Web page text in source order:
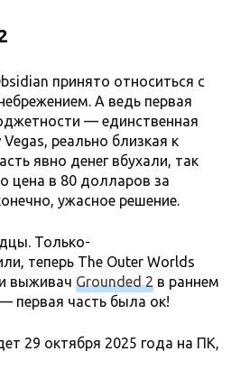
принято относиться с
А ведь первая
— единственная
реально близкая к
явно денег вбухали, так
цена в 80 долларов за
ужасное решение.
Только-
теперь The Outer Worlds
выживач Grounded 2 в раннем
первая часть была ок!
29 октября 2025 года на ПК,